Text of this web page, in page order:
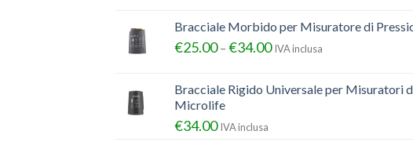
Bracciale Morbido per Misuratore di
€25.00– €34.00 IVA inclusa
Bracciale Rigido Universale per Misuratori
Microlife
€34.00 IVA inclusa